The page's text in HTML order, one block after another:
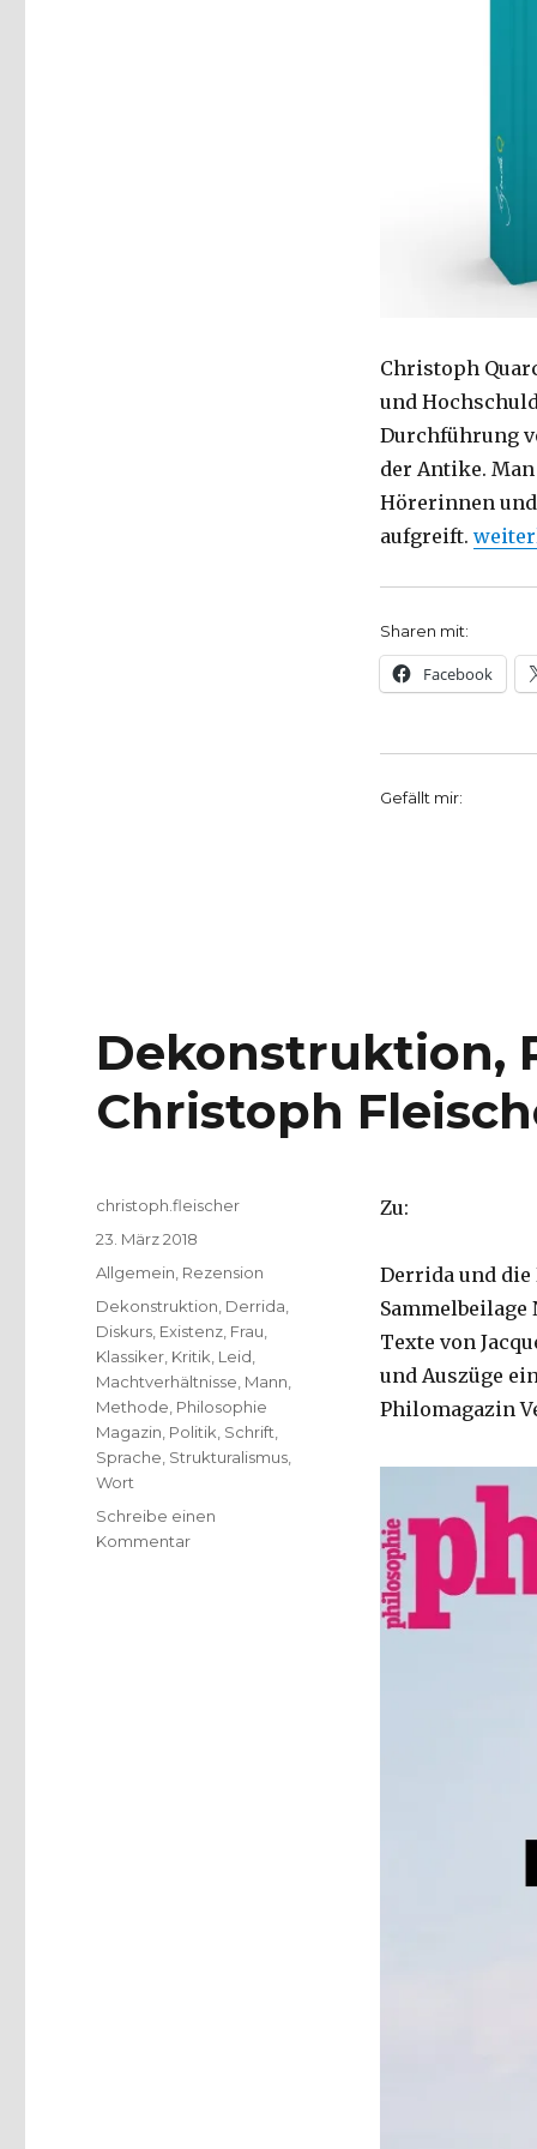
Christoph
und
Durchführung
der Antike.
Hörerinnen
aufgreift. „Das
Sharen mit:
Facebook
Gefällt mir:
Dekonstruktion,
Christoph
Zu:
Derrida und die
Sammelbeilage
Texte von
und Auszüge
Philomagazin
Autor
christoph.fleischer
Veröffentlicht
am
23. März 2018
Kategorien
Allgemein, Rezension
Schlagwörter
Dekonstruktion, Derrida,
Diskurs, Existenz, Frau,
Klassiker, Kritik, Leid,
Machtverhältnisse, Mann,
Methode, Philosophie
Magazin, Politik, Schrift,
Sprache, Strukturalismus,
Wort
Schreibe einen
Kommentarzu